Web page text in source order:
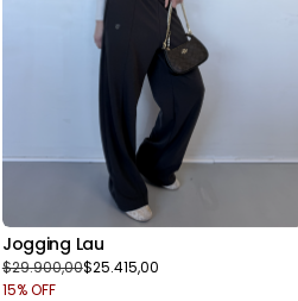
Jogging Lau
$25.415,00
$29.900,00
15% OFF